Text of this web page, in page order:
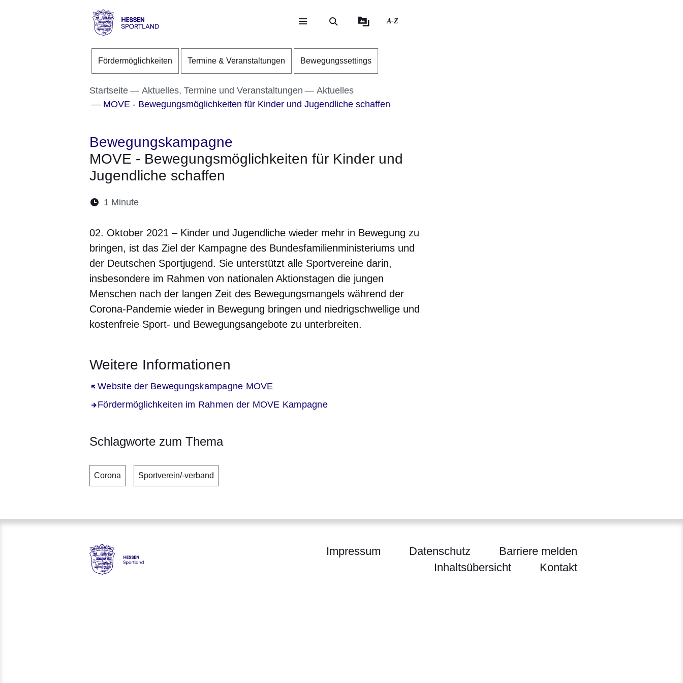
Direkt zum Kopf der Seite
Direkt zum Inhalt
Direkt zum Fuß der Seite
Sportland
A-Z
Fördermöglichkeiten Termine & Veranstaltungen Bewegungssettings
Startseite Aktuelles, Termine und Veranstaltungen
Aktuelles
MOVE - Bewegungsmöglichkeiten für Kinder und Jugendliche schaffen
Bewegungskampagne
MOVE - Bewegungsmöglichkeiten für Kinder und
Jugendliche schaffen
Lesedauer:
1 Minute
02. Oktober 2021 – Kinder und Jugendliche wieder mehr in Bewegung zu
bringen, ist das Ziel der Kampagne des Bundesfamilienministeriums und
der Deutschen Sportjugend. Sie unterstützt alle Sportvereine darin,
insbesondere im Rahmen von nationalen Aktionstagen die jungen
Menschen nach der langen Zeit des Bewegungsmangels während der
Corona-Pandemie wieder in Bewegung bringen und niedrigschwellige und
kostenfreie Sport- und Bewegungsangebote zu unterbreiten.
Weitere Informationen
Website der Bewegungskampagne MOVE
Öffnet sich in einem neuen Fenster
Fördermöglichkeiten im Rahmen der MOVE Kampagne
Schlagworte zum Thema
Corona Sportverein/-verband
Impressum Datenschutz
Barriere melden
Inhaltsübersicht
Kontakt